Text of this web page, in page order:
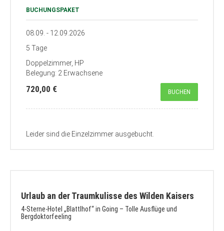
BUCHUNGSPAKET
08.09. - 12.09.2026
5 Tage
Doppelzimmer, HP
Belegung: 2 Erwachsene
720,00 € BUCHEN
Leider sind die Einzelzimmer ausgebucht.
Urlaub an der Traumkulisse des Wilden Kaisers
4-Sterne-Hotel „Blattlhof“ in Going – Tolle Ausflüge und
Bergdoktorfeeling